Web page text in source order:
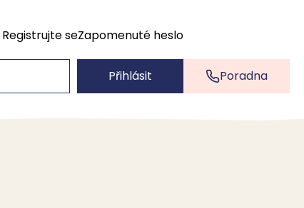
Poradna
Registrujte seZapomenuté heslo
Přihlásit